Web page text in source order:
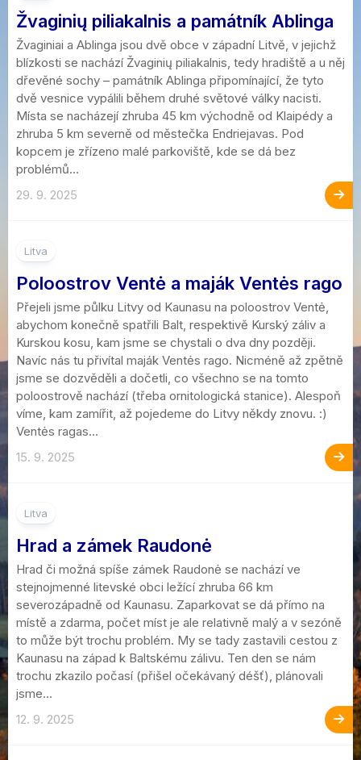
Žvaginių piliakalnis a památník Ablinga
Žvaginiai a Ablinga jsou dvě obce v západní Litvě, v jejichž
blízkosti se nachází Žvaginių piliakalnis, tedy hradiště a u něj
dřevěné sochy – památník Ablinga připomínající, že tyto
dvě vesnice vypálili během druhé světové války nacisti.
Místa se nacházejí zhruba 45 km východně od Klaipédy a
zhruba 5 km severně od městečka Endriejavas. Pod
kopcem je zřízeno malé parkoviště, kde se dá bez
problémů...
29. 9. 2025
Litva
Poloostrov Ventė a maják Ventės rago
Přejeli jsme půlku Litvy od Kaunasu na poloostrov Ventė,
abychom konečně spatřili Balt, respektivě Kurský záliv a
Kurskou kosu, kam jsme se chystali o dva dny později.
Navíc nás tu přivítal maják Ventės rago. Nicméně až zpětně
jsme se dozvěděli a dočetli, co všechno se na tomto
poloostrově nachází (třeba ornitologická stanice). Alespoň
víme, kam zamířit, až pojedeme do Litvy někdy znovu. :)
Ventės ragas...
15. 9. 2025
Litva
Hrad a zámek Raudonė
Hrad či možná spíše zámek Raudonė se nachází ve
stejnojmenné litevské obci ležící zhruba 66 km
severozápadně od Kaunasu. Zaparkovat se dá přímo na
místě a zdarma, počet míst je ale relativně malý a v sezóně
to může být trochu problém. My se tady zastavili cestou z
Kaunasu na západ k Baltskému zálivu. Ten den se nám
trochu zkazilo počasí (přišel očekávaný déšť), plánovali
jsme...
12. 9. 2025